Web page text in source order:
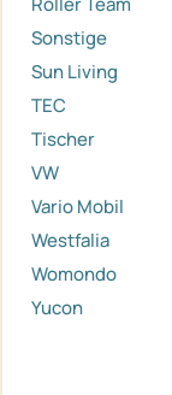
Sonstige
Sun Living
TEC
Tischer
VW
Vario Mobil
Westfalia
Womondo
Yucon